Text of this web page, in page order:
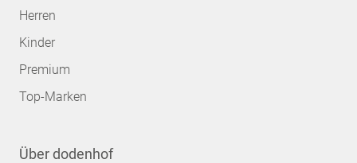
Herren
Kinder
Premium
Top-Marken
Über dodenhof